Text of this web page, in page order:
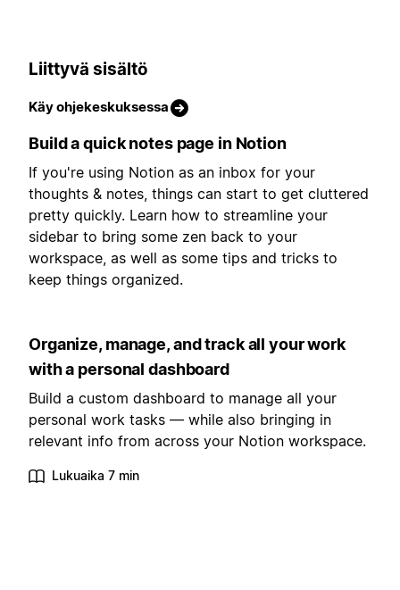
Liittyvä sisältö
Käy ohjekeskuksessa
Build a quick notes page in Notion
If you're using Notion as an inbox for your
thoughts & notes, things can start to get cluttered
pretty quickly. Learn how to streamline your
sidebar to bring some zen back to your
workspace, as well as some tips and tricks to
keep things organized.
Organize, manage, and track all your work
with a personal dashboard
Build a custom dashboard to manage all your
personal work tasks — while also bringing in
relevant info from across your Notion workspace.
Lukuaika 7 min